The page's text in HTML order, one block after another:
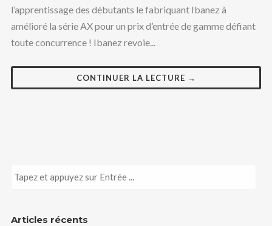
l’apprentissage des débutants le fabriquant Ibanez à
amélioré la série AX pour un prix d’entrée de gamme défiant
toute concurrence ! Ibanez revoie...
CONTINUER LA LECTURE →
Articles récents